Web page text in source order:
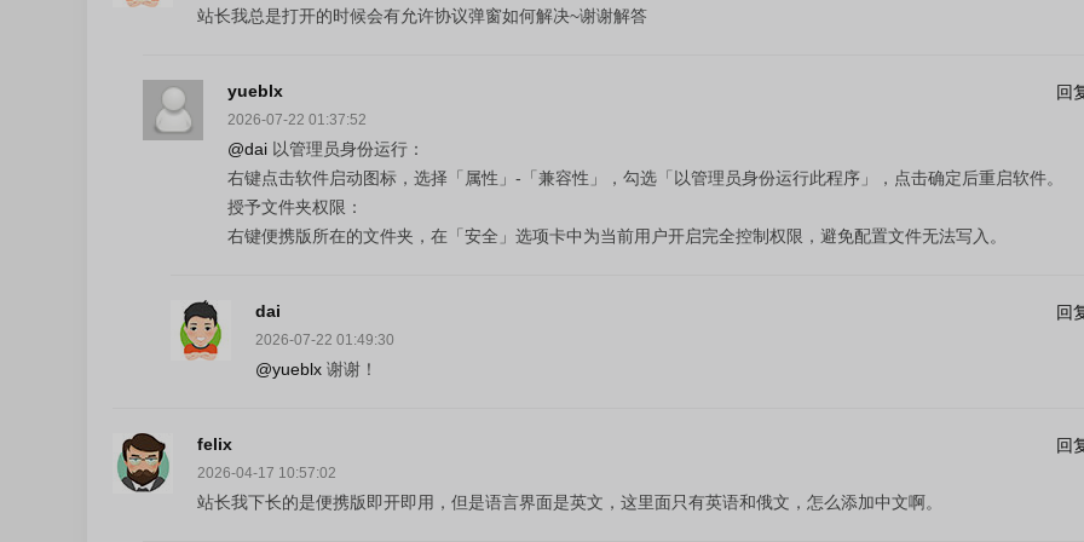
站长我总是打开的时候会有允许协议弹窗如何解决~谢谢解答
yueblx 回
2026-07-22 01:37:52
@dai‌以管理员身份运行‌：
右键点击软件启动图标，选择「属性」-「兼容性」，勾选「以管理员身份运行此程序」，点击确定后重启软件。
‌授予文件夹权限‌：
右键便携版所在的文件夹，在「安全」选项卡中为当前用户开启完全控制权限，避免配置文件无法写入。
dai 回
2026-07-22 01:49:30
@yueblx 谢谢！
felix 回
2026-04-17 10:57:02
站长我下长的是便携版即开即用，但是语言界面是英文，这里面只有英语和俄文，怎么添加中文啊。